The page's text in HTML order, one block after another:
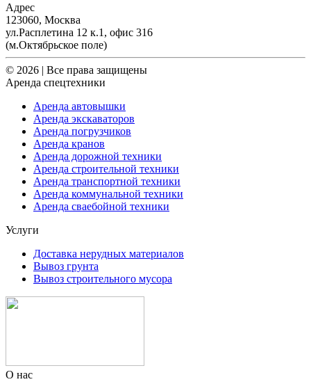
Адрес
123060, Москва
ул.Расплетина 12 к.1, офис 316
(м.Октябрьское поле)
© 2026 | Все права защищены
Аренда спецтехники
Аренда автовышки
Аренда экскаваторов
Аренда погрузчиков
Аренда кранов
Аренда дорожной техники
Аренда строительной техники
Аренда транспортной техники
Аренда коммунальной техники
Аренда сваебойной техники
Услуги
Доставка нерудных материалов
Вывоз грунта
Вывоз строительного мусора
О нас